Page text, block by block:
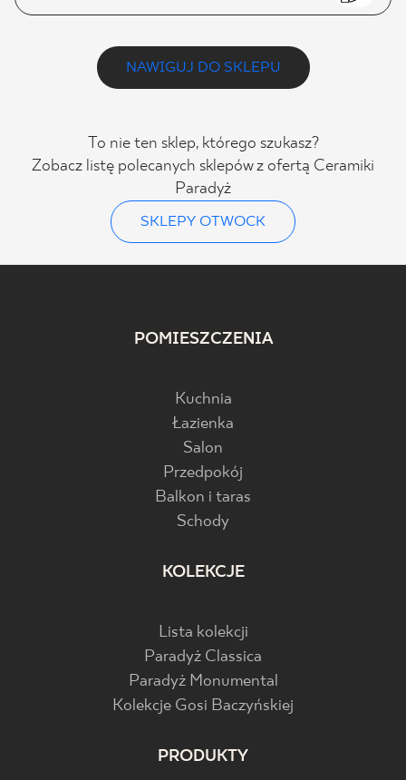
NAWIGUJ DO SKLEPU
To nie ten sklep, którego szukasz?
Zobacz listę polecanych sklepów z ofertą Ceramiki
Paradyż
SKLEPY OTWOCK
POMIESZCZENIA
Kuchnia
Łazienka
Salon
Przedpokój
Balkon i taras
Schody
KOLEKCJE
Lista kolekcji
Paradyż Classica
Paradyż Monumental
Kolekcje Gosi Baczyńskiej
PRODUKTY